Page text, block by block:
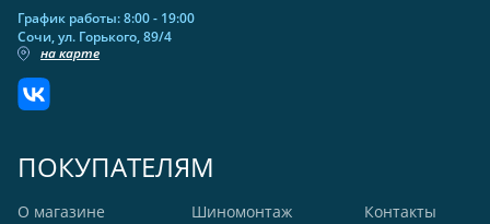
График работы: 8:00 - 19:00
Сочи, ул. Горького, 89/4
на карте
ПОКУПАТЕЛЯМ
О магазине
Шиномонтаж
Контакты